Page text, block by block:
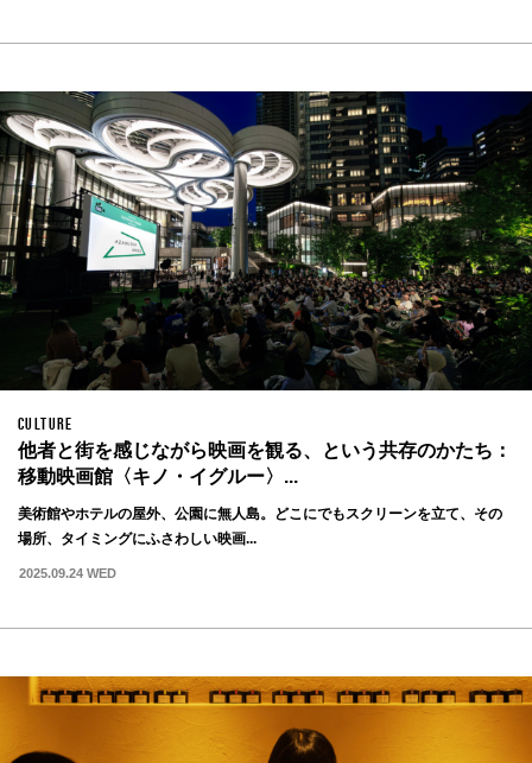
CULTURE
他者と街を感じながら映画を観る、という共存のかたち：
移動映画館〈キノ・イグルー〉...
美術館やホテルの屋外、公園に無人島。どこにでもスクリーンを立て、その
場所、タイミングにふさわしい映画...
2025.09.24 WED